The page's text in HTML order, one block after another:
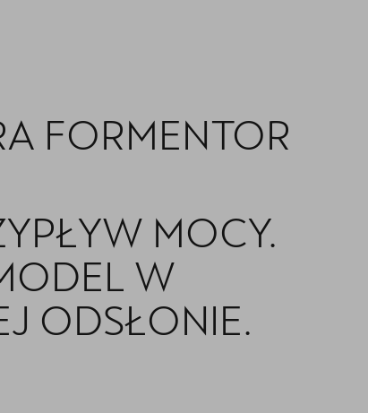
FORMENTOR
MOCY.
W
ODSŁONIE.